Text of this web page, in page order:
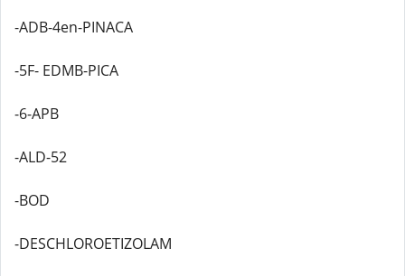
-ADB-4en-PINACA
-5F- EDMB-PICA
-6-APB
-ALD-52
-BOD
-DESCHLOROETIZOLAM